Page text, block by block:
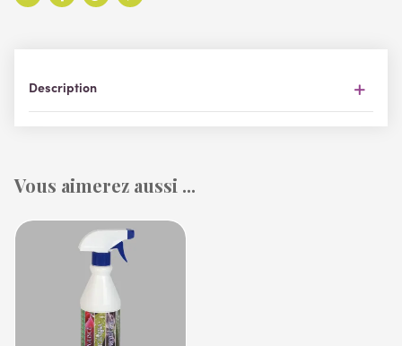
Description
Vous aimerez aussi ...